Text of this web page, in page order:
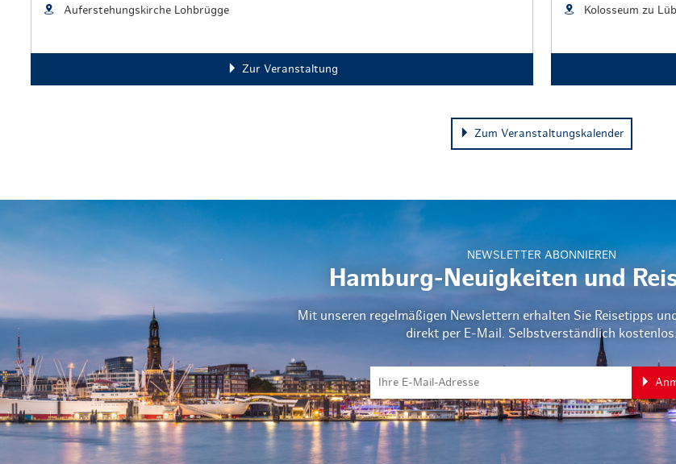
Auferstehungskirche Lohbrügge
Zur Veranstaltung
Kolosseum zu
Zum Veranstaltungskalender
NEWSLETTER ABONNIEREN
Hamburg-Neuigkeiten und
Mit unseren regelmäßigen Newslettern erhalten Sie Reisetipps
direkt per E-Mail. Selbstverständlich kostenlos.